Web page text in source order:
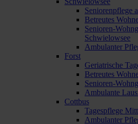
Seniorenpflege
Betreutes
Senioren-
Schwielowsee
Ambulanter
Forst
Geriatrische
Betreutes
Senioren-
Ambulante
Cottbus
Tagespflege
Ambulanter